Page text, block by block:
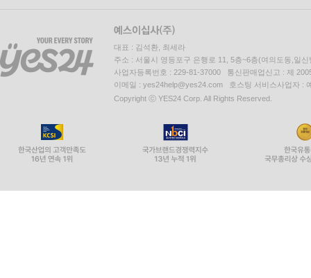
대표 : 김석환, 최세라
주소 : 서울시 영등포구 은행로 11, 5층~6층(여의도동,일신
사업자등록번호 : 229-81-37000 통신판매업신고 : 제
이메일 : yes24help@yes24.com 호스팅 서비스사업자 :
Copyright ⓒ YES24 Corp. All Rights Reserved.